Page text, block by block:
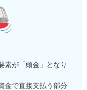
素が「頭金」となり
金で直接支払う部分